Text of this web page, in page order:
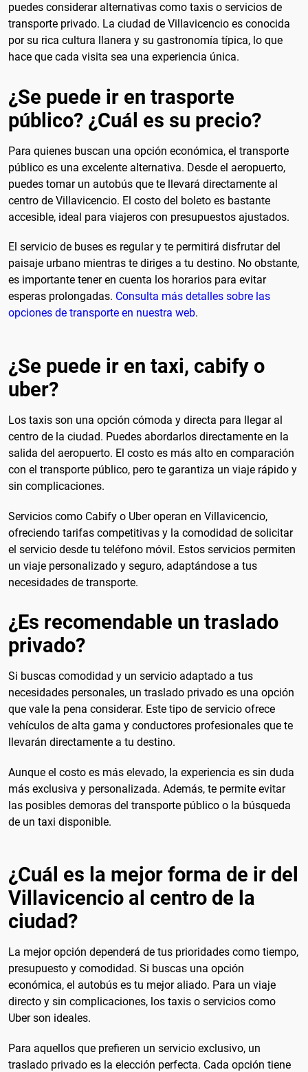
puedes considerar alternativas como taxis o servicios de
transporte privado. La ciudad de Villavicencio es conocida
por su rica cultura llanera y su gastronomía típica, lo que
hace que cada visita sea una experiencia única.
¿Se puede ir en trasporte
público? ¿Cuál es su precio?
Para quienes buscan una opción económica, el transporte
público es una excelente alternativa. Desde el aeropuerto,
puedes tomar un autobús que te llevará directamente al
centro de Villavicencio. El costo del boleto es bastante
accesible, ideal para viajeros con presupuestos ajustados.
El servicio de buses es regular y te permitirá disfrutar del
paisaje urbano mientras te diriges a tu destino. No obstante,
es importante tener en cuenta los horarios para evitar
esperas prolongadas. Consulta más detalles sobre las
opciones de transporte en nuestra web.
¿Se puede ir en taxi, cabify o
uber?
Los taxis son una opción cómoda y directa para llegar al
centro de la ciudad. Puedes abordarlos directamente en la
salida del aeropuerto. El costo es más alto en comparación
con el transporte público, pero te garantiza un viaje rápido y
sin complicaciones.
Servicios como Cabify o Uber operan en Villavicencio,
ofreciendo tarifas competitivas y la comodidad de solicitar
el servicio desde tu teléfono móvil. Estos servicios permiten
un viaje personalizado y seguro, adaptándose a tus
necesidades de transporte.
¿Es recomendable un traslado
privado?
Si buscas comodidad y un servicio adaptado a tus
necesidades personales, un traslado privado es una opción
que vale la pena considerar. Este tipo de servicio ofrece
vehículos de alta gama y conductores profesionales que te
llevarán directamente a tu destino.
Aunque el costo es más elevado, la experiencia es sin duda
más exclusiva y personalizada. Además, te permite evitar
las posibles demoras del transporte público o la búsqueda
de un taxi disponible.
¿Cuál es la mejor forma de ir del
Villavicencio al centro de la
ciudad?
La mejor opción dependerá de tus prioridades como tiempo,
presupuesto y comodidad. Si buscas una opción
económica, el autobús es tu mejor aliado. Para un viaje
directo y sin complicaciones, los taxis o servicios como
Uber son ideales.
Para aquellos que prefieren un servicio exclusivo, un
traslado privado es la elección perfecta. Cada opción tiene